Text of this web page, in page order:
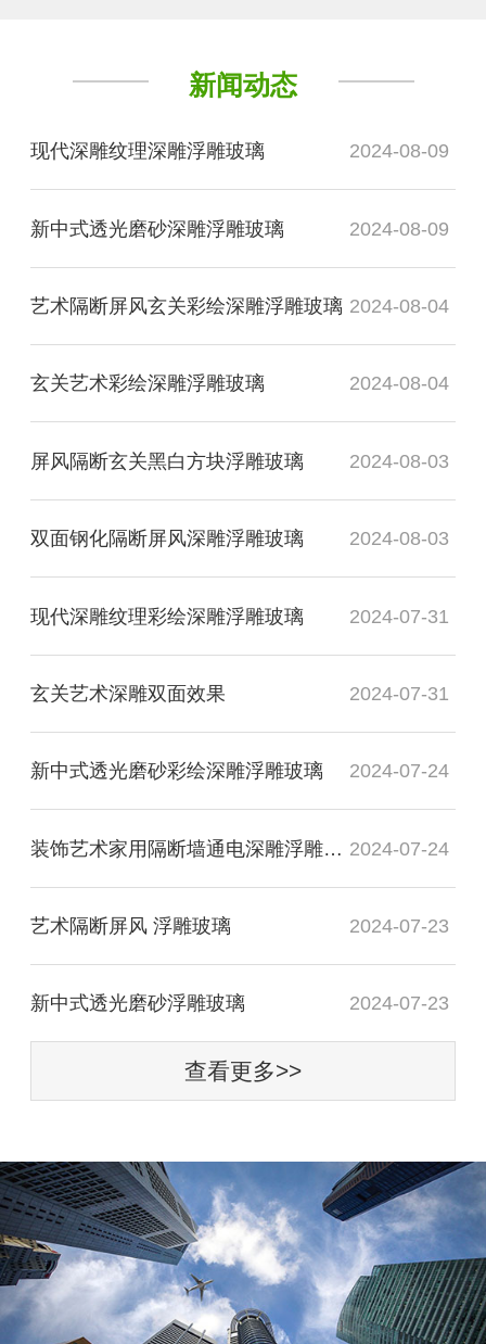
新闻动态
现代深雕纹理深雕浮雕玻璃 2024-08-09
新中式透光磨砂深雕浮雕玻璃 2024-08-09
艺术隔断屏风玄关彩绘深雕浮雕玻璃 2024-08-04
玄关艺术彩绘深雕浮雕玻璃 2024-08-04
屏风隔断玄关黑白方块浮雕玻璃 2024-08-03
双面钢化隔断屏风深雕浮雕玻璃 2024-08-03
现代深雕纹理彩绘深雕浮雕玻璃 2024-07-31
玄关艺术深雕双面效果 2024-07-31
新中式透光磨砂彩绘深雕浮雕玻璃 2024-07-24
装饰艺术家用隔断墙通电深雕浮雕玻璃 2024-07-24
艺术隔断屏风 浮雕玻璃 2024-07-23
新中式透光磨砂浮雕玻璃 2024-07-23
查看更多>>